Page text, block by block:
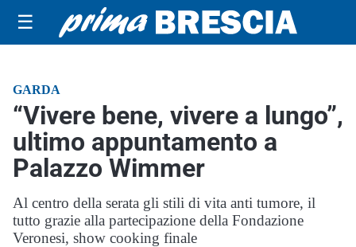
☰
GARDA
“Vivere bene, vivere a lungo”,
ultimo appuntamento a
Palazzo Wimmer
Al centro della serata gli stili di vita anti tumore, il
tutto grazie alla partecipazione della Fondazione
Veronesi, show cooking finale